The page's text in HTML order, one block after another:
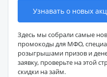
Узнавать о новых
Здесь мы собрали самые
промокоды для МФО,
розыгрышами призов и
заявку, проверьте на этой
скидки на займ.